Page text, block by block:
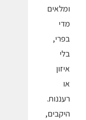
ומלאים
מדי
בפרי,
בלי
איזון
או
רעננות.
היקבים,